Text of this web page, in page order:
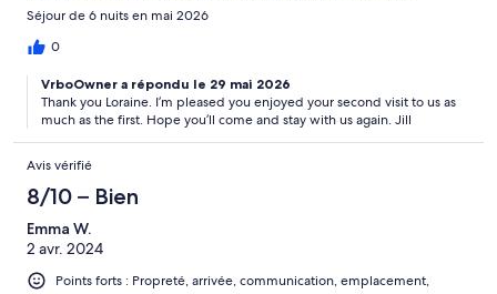
Séjour de 6 nuits en mai 2026
0
VrboOwner a répondu le 29 mai 2026
Thank you Loraine. I’m pleased you enjoyed your second visit to us as
much as the first. Hope you’ll come and stay with us again. Jill
Avis vérifié
8/10 – Bien
Emma W.
2 avr. 2024
Points forts : Propreté, arrivée, communication, emplacement,